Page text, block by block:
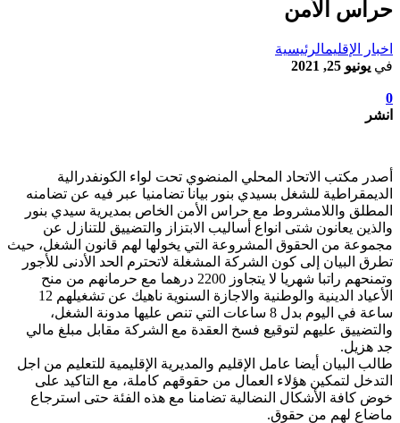
حراس الأمن
اخبار الإقليمالرئيسية
في يونيو 25, 2021
0
انشر
أصدر مكتب الاتحاد المحلي المنضوي تحت لواء الكونفدرالية
الديمقراطية للشغل بسيدي بنور بيانا تضامنيا عبر فيه عن تضامنه
المطلق واللامشروط مع حراس الأمن الخاص بمديرية سيدي بنور
والذين يعانون شتى انواع أساليب الابتزاز والتضييق للتنازل عن
مجموعة من الحقوق المشروعة التي يخولها لهم قانون الشغل، حيث
تطرق البيان إلى كون الشركة المشغلة لاتحترم الحد الأدنى للأجور
وتمنحهم راتبا شهريا لا يتجاوز 2200 درهما مع حرمانهم من منح
الأعياد الدينية والوطنية والاجازة السنوية ناهيك عن تشغيلهم 12
ساعة في اليوم بدل 8 ساعات التي تنص عليها مدونة الشغل،
والتضييق عليهم لتوقيع فسخ العقدة مع الشركة مقابل مبلغ مالي
جد هزيل.
طالب البيان أيضا عامل الإقليم والمديرية الإقليمية للتعليم من اجل
التدخل لتمكين هؤلاء العمال من حقوقهم كاملة، مع التاكيد على
خوض كافة الأشكال النضالية تضامنا مع هذه الفئة حتى استرجاع
ماضاع لهم من حقوق.